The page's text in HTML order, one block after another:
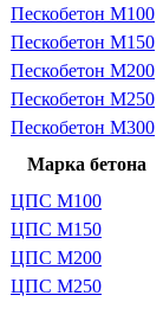
Пескобетон М100
Пескобетон М150
Пескобетон М200
Пескобетон М250
Пескобетон М300
Марка бетона
ЦПС М100
ЦПС М150
ЦПС М200
ЦПС М250